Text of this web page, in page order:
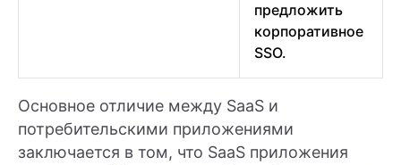
предложить
корпоративное
SSO.
Основное отличие между SaaS и
потребительскими приложениями
заключается в том, что SaaS приложения